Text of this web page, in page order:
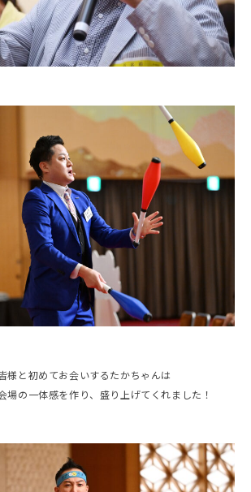
様と初めてお会いするたかちゃんは
場の一体感を作り、盛り上げてくれました！